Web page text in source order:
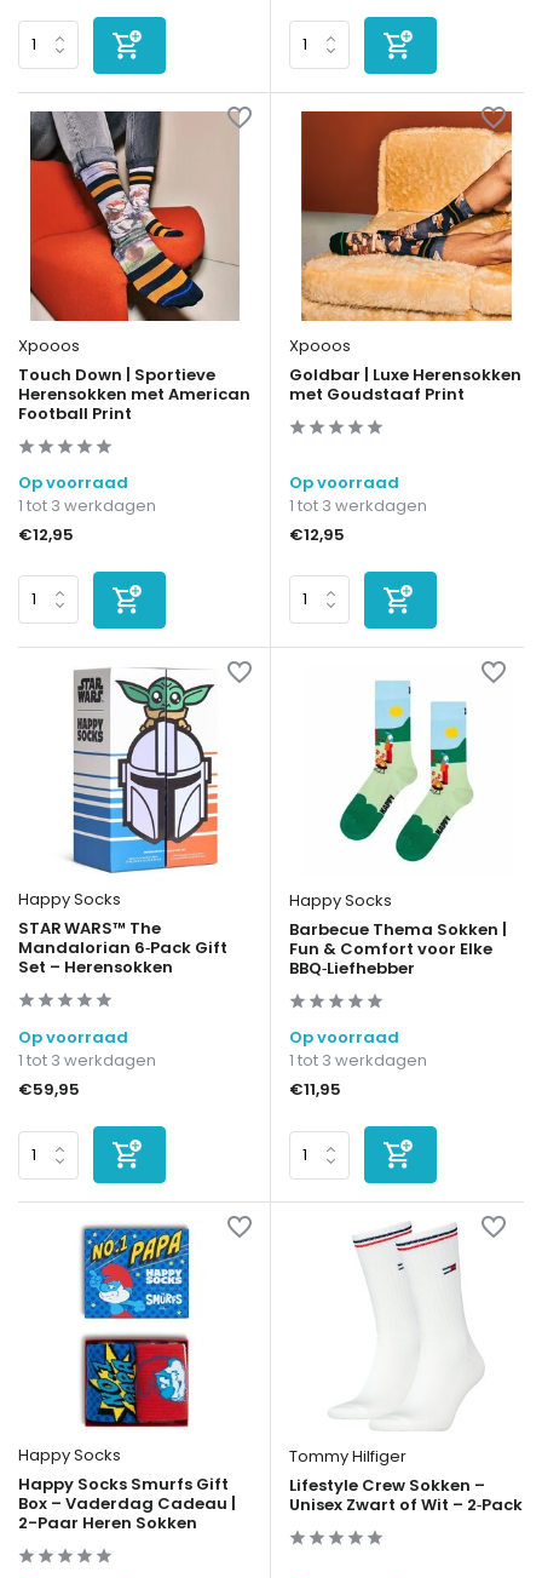
Xpooos
Touch Down | Sportieve
Herensokken met American
Football Print
Op voorraad
1 tot 3 werkdagen
€12,95
Xpooos
Goldbar | Luxe Herensokken
met Goudstaaf Print
Op voorraad
1 tot 3 werkdagen
€12,95
Happy Socks
STAR WARS™ The
Mandalorian 6‑Pack Gift
Set – Herensokken
Op voorraad
1 tot 3 werkdagen
€59,95
Happy Socks
Barbecue Thema Sokken |
Fun & Comfort voor Elke
BBQ‑Liefhebber
Op voorraad
1 tot 3 werkdagen
€11,95
Happy Socks
Happy Socks Smurfs Gift
Box – Vaderdag Cadeau |
2-Paar Heren Sokken
Tommy Hilfiger
Lifestyle Crew Sokken –
Unisex Zwart of Wit – 2‑Pack